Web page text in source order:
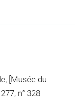
[Musée du
n° 328